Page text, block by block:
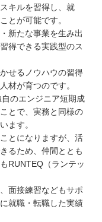
キルを習得し、就
とが可能です。
新たな事業を生み出
得できる実践型のス
せるノウハウの習得
材が育つのです。
のエンジニア短期成
とで、実務と同様の
ます。
とになりますが、活
るため、仲間ととも
RUNTEQ（ランテッ
面接練習などもサポ
就職・転職した実績